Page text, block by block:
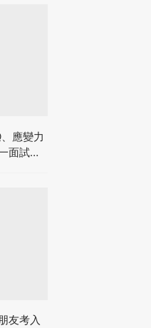
應變力
面試最
友考入